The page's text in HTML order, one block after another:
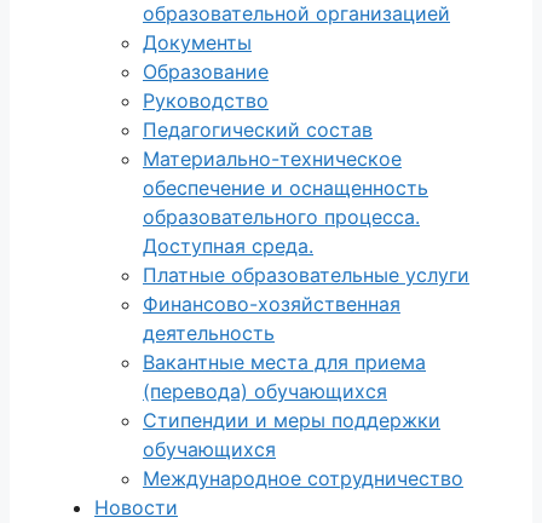
образовательной организацией
Документы
Образование
Руководство
Педагогический состав
Материально-техническое
обеспечение и оснащенность
образовательного процесса.
Доступная среда.
Платные образовательные услуги
Финансово-хозяйственная
деятельность
Вакантные места для приема
(перевода) обучающихся
Стипендии и меры поддержки
обучающихся
Международное сотрудничество
Новости